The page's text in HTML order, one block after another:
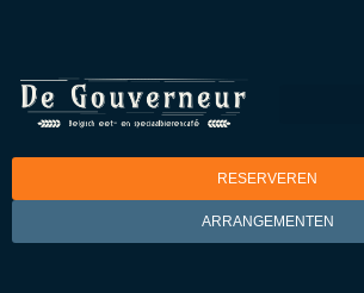
RESERVEREN
ARRANGEMENTEN